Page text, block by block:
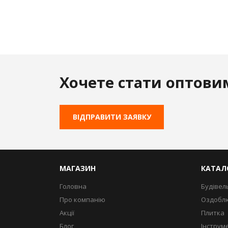
Хочете стати
ВІДПРАВИТИ ЗАЯВКУ
МАГАЗИН
Головна
Про компанію
Акції
Блог
Плитка